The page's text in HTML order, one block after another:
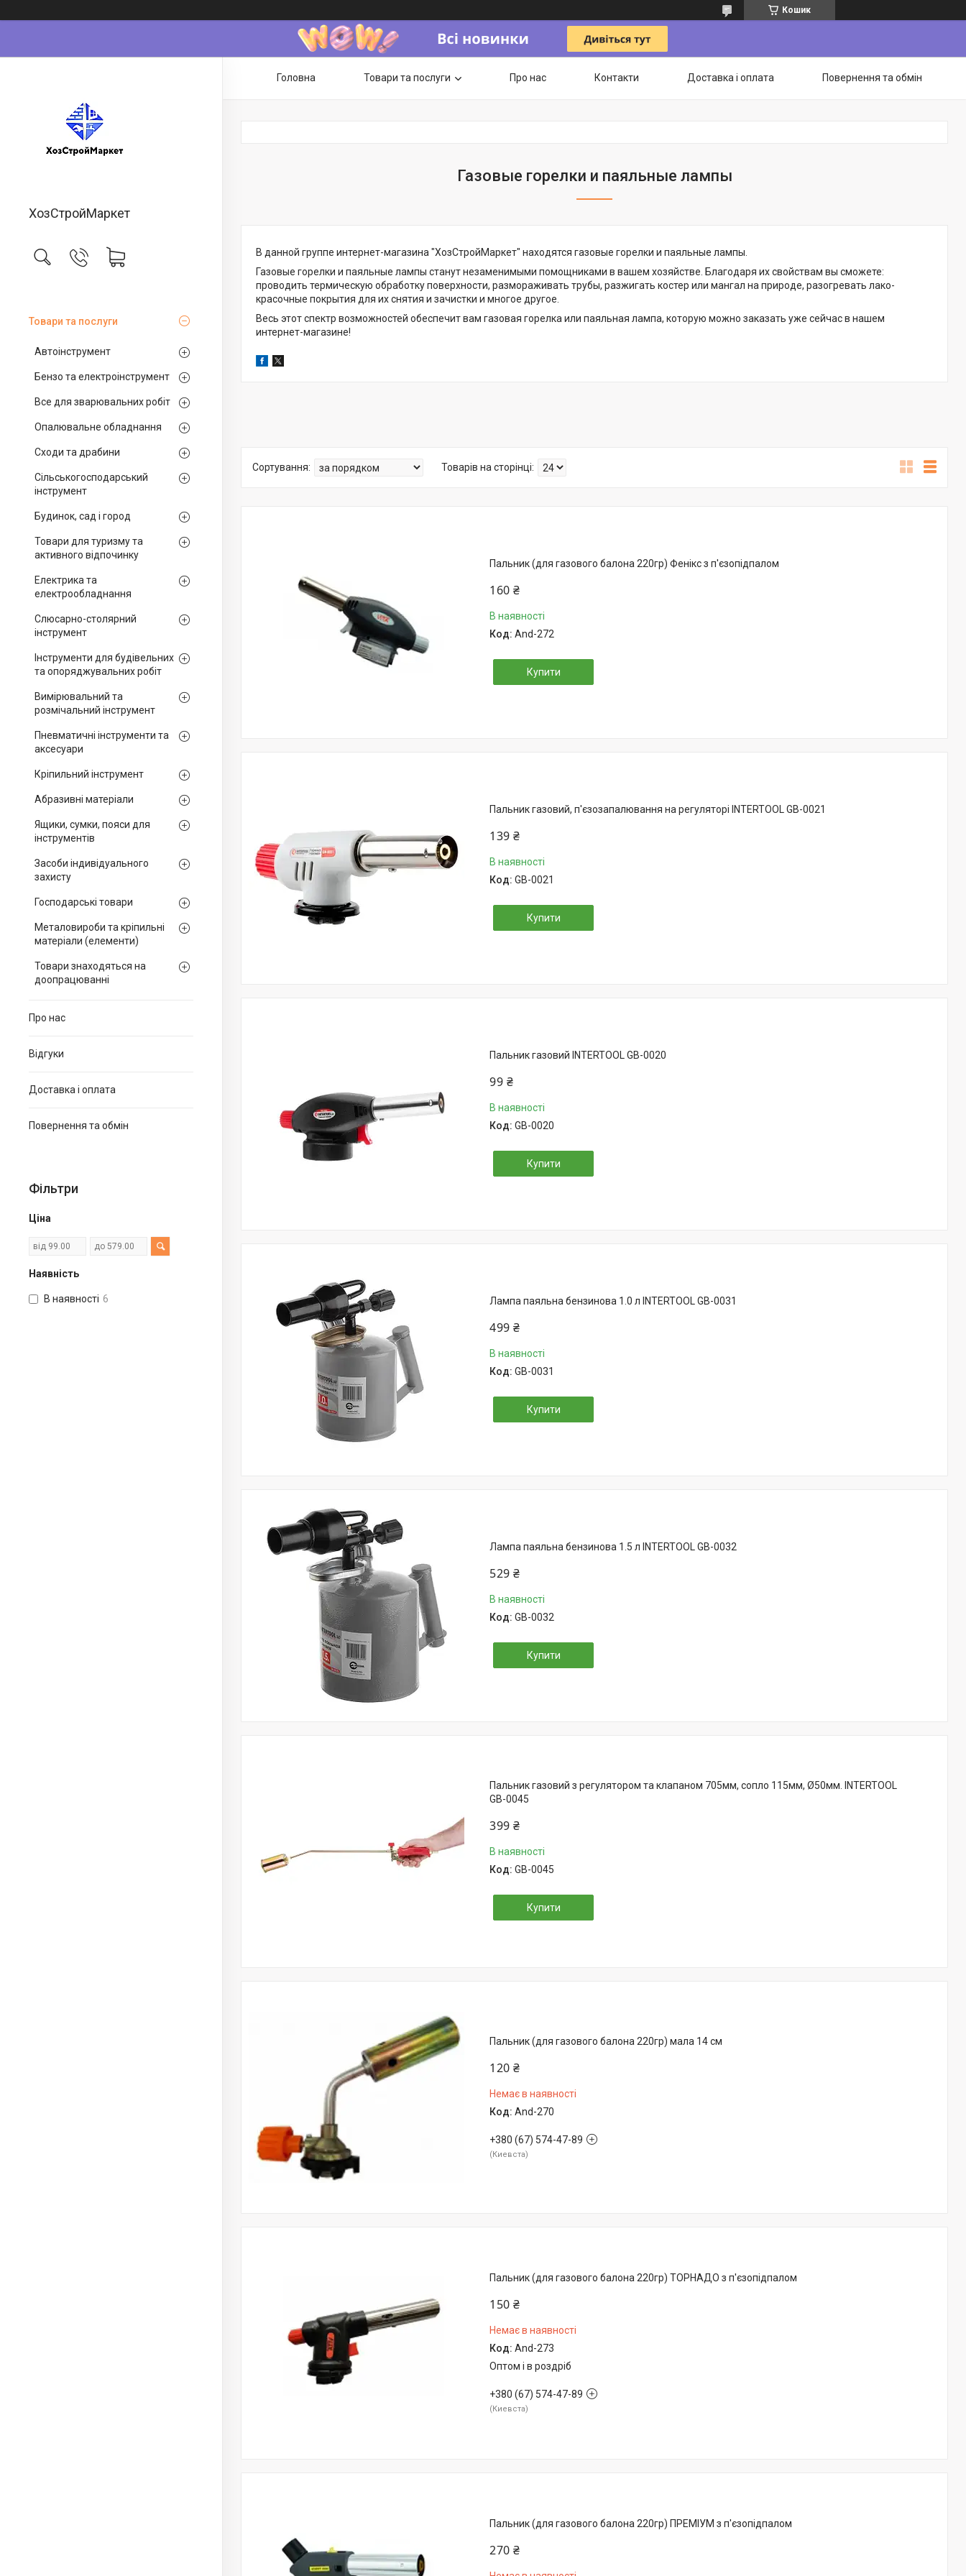
Кошик
ХозСтройМаркет
Товари та послуги
Автоінструмент
Бензо та електроінструмент
Все для зварювальних робіт
Опалювальне обладнання
Сходи та драбини
Сільськогосподарський
інструмент
Будинок, сад і город
Товари для туризму та
активного відпочинку
Електрика та
електрообладнання
Слюсарно-столярний
інструмент
Інструменти для будівельних
та опоряджувальних робіт
Вимірювальний та
розмічальний інструмент
Пневматичні інструменти та
аксесуари
Кріпильний інструмент
Абразивні матеріали
Ящики, сумки, пояси для
інструментів
Засоби індивідуального
захисту
Господарські товари
Металовироби та кріпильні
матеріали (елементи)
Товари знаходяться на
доопрацюванні
Про нас
Відгуки
Доставка і оплата
Повернення та обмін
Фільтри
Ціна
Наявність
В наявності 6
Головна Товари та послуги Про нас Контакти Доставка і оплата Повернення та обмін
Газовые горелки и паяльные лампы
В данной группе интернет-магазина "ХозСтройМаркет" находятся газовые горелки и паяльные лампы.
Газовые горелки и паяльные лампы станут незаменимыми помощниками в вашем хозяйстве. Благодаря их свойствам вы сможете:
проводить термическую обработку поверхности, размораживать трубы, разжигать костер или мангал на природе, разогревать лако-
красочные покрытия для их снятия и зачистки и многое другое.
Весь этот спектр возможностей обеспечит вам газовая горелка или паяльная лампа, которую можно заказать уже сейчас в нашем
интернет-магазине!
Пальник (для газового балона 220гр) Фенікс з п'єзопідпалом
160 ₴
And-272
В наявності
Купити
Пальник газовий, п'єзозапалювання на регуляторі INTERTOOL GB-0021
139 ₴
GB-0021
В наявності
Купити
Пальник газовий INTERTOOL GB-0020
99 ₴
GB-0020
В наявності
Купити
Лампа паяльна бензинова 1.0 л INTERTOOL GB-0031
499 ₴
GB-0031
В наявності
Купити
Лампа паяльна бензинова 1.5 л INTERTOOL GB-0032
529 ₴
GB-0032
В наявності
Купити
Пальник газовий з регулятором та клапаном 705мм, сопло 115мм, Ø50мм. INTERTOOL
GB-0045
399 ₴
GB-0045
В наявності
Купити
Пальник (для газового балона 220гр) мала 14 см
120 ₴
And-270
Немає в наявності
+380 (67) 574-47-89
Киевста
Пальник (для газового балона 220гр) ТОРНАДО з п'єзопідпалом
150 ₴
And-273
Немає в наявності
Оптом і в роздріб
+380 (67) 574-47-89
Киевста
Пальник (для газового балона 220гр) ПРЕМІУМ з п'єзопідпалом
270 ₴